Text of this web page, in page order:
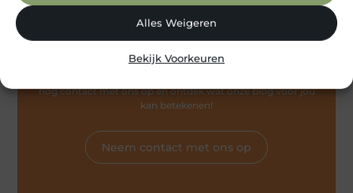
Alles Weigeren
Bekijk Voorkeuren
Sluit je aan bij De Zakelijke Gids - Deel je
verhaal met de wereld
nog contact met ons op en ontdek wat onze blog voor jou
kan betekenen!
Neem contact met ons op